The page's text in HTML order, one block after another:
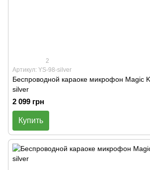
2
Артикул: YS-98-silver
Беспроводной караоке микрофон Magic
silver
2 099 грн
Купить